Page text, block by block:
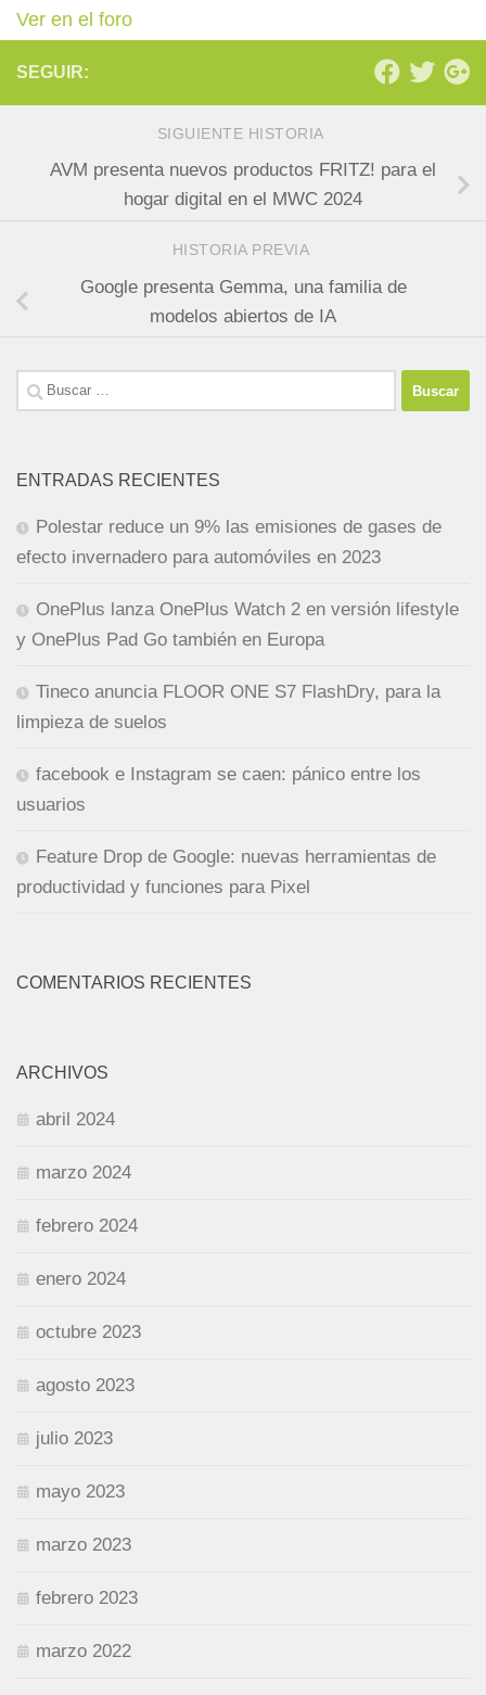
Ver en el foro
SEGUIR:
SIGUIENTE HISTORIA
AVM presenta nuevos productos FRITZ! para el
hogar digital en el MWC 2024
HISTORIA PREVIA
Google presenta Gemma, una familia de
modelos abiertos de IA
Buscar:
ENTRADAS RECIENTES
Polestar reduce un 9% las emisiones de gases de
efecto invernadero para automóviles en 2023
OnePlus lanza OnePlus Watch 2 en versión lifestyle
y OnePlus Pad Go también en Europa
Tineco anuncia FLOOR ONE S7 FlashDry, para la
limpieza de suelos
facebook e Instagram se caen: pánico entre los
usuarios
Feature Drop de Google: nuevas herramientas de
productividad y funciones para Pixel
COMENTARIOS RECIENTES
ARCHIVOS
abril 2024
marzo 2024
febrero 2024
enero 2024
octubre 2023
agosto 2023
julio 2023
mayo 2023
marzo 2023
febrero 2023
marzo 2022